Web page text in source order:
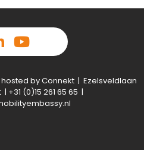
hosted by Connekt | Ezelsveldlaan
| +31 (0)15 261 65 65 |